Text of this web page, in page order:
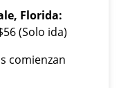
Florida:
(Solo ida)
comienzan